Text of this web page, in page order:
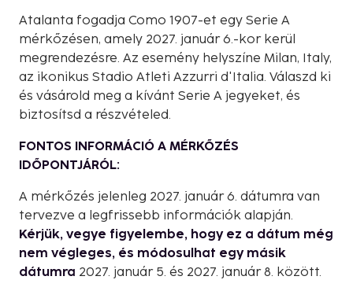
Atalanta fogadja Como 1907-et egy Serie A
mérkőzésen, amely 2027. január 6.-kor kerül
megrendezésre. Az esemény helyszíne Milan, Italy,
az ikonikus Stadio Atleti Azzurri d'Italia. Válaszd ki
és vásárold meg a kívánt Serie A jegyeket, és
biztosítsd a részvételed.
FONTOS INFORMÁCIÓ A MÉRKŐZÉS
IDŐPONTJÁRÓL:
A mérkőzés jelenleg 2027. január 6. dátumra van
tervezve a legfrissebb információk alapján.
Kérjük, vegye figyelembe, hogy ez a dátum még
nem végleges, és módosulhat egy másik
dátumra 2027. január 5. és 2027. január 8. között.